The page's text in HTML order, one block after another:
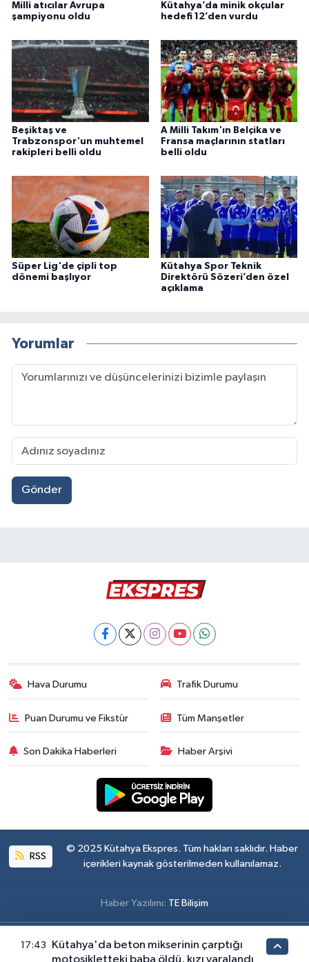
Milli atıcılar Avrupa
şampiyonu oldu
Kütahya’da minik okçular
hedefi 12’den vurdu
Beşiktaş ve
Trabzonspor'un muhtemel
rakipleri belli oldu
A Milli Takım'ın Belçika ve
Fransa maçlarının statları
belli oldu
Süper Lig'de çipli top
dönemi başlıyor
Kütahya Spor Teknik
Direktörü Sözeri’den özel
açıklama
Yorumlar
Gönder
Hava Durumu Trafik Durumu
Puan Durumu ve Fikstür Tüm Manşetler
Son Dakika Haberleri Haber Arşivi
RSS
© 2025 Kütahya Ekspres. Tüm hakları saklıdır. Haber
içerikleri kaynak gösterilmeden kullanılamaz.
Haber Yazılımı: TE Bilişim
17:43
Kütahya'da beton mikserinin çarptığı
motosikletteki baba öldü, kızı yaralandı